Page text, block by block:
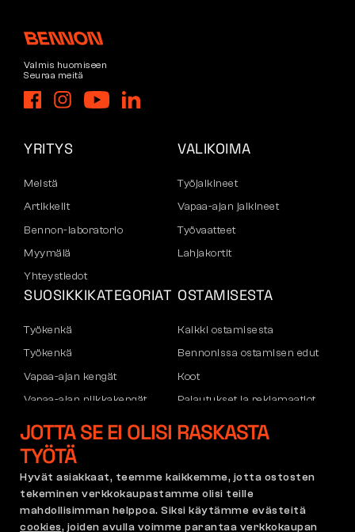
Valmis huomiseen
Seuraa meitä
YRITYS
Meistä
Artikkelit
Bennon-laboratorio
Myymälä
Yhteystiedot
VALIKOIMA
Työjalkineet
Vapaa-ajan jalkineet
Työvaatteet
Lahjakortit
SUOSIKKIKATEGORIAT
Työkenkä
Työkenkä
Vapaa-ajan kengät
Vapaa-ajan nilkkakengät
Housut
Hupparit
OSTAMISESTA
Kaikki ostamisesta
Bennonissa ostamisen edut
Koot
Palautukset ja reklamaatiot
Kuljetus ja maksu
Reklamaatiot ja takuu
JOTTA SE EI OLISI RASKASTA
TYÖTÄ
Hyvät asiakkaat, teemme kaikkemme, jotta ostosten
tekeminen verkkokaupastamme olisi teille
mahdollisimman helppoa. Siksi käytämme evästeitä
cookies, joiden avulla voimme parantaa verkkokaupan